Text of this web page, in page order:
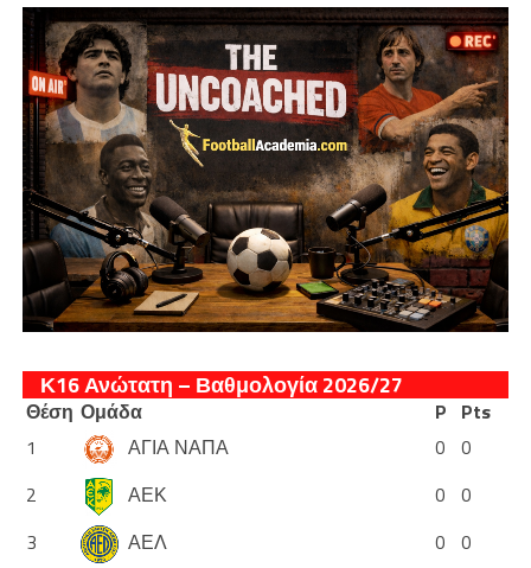
Κ16 Ανώτατη – Βαθμολογία 2026/27
Θέση Ομάδα P Pts
1
ΑΓΙΑ ΝΑΠΑ 0 0
2
ΑΕΚ 0 0
3
ΑΕΛ 0 0